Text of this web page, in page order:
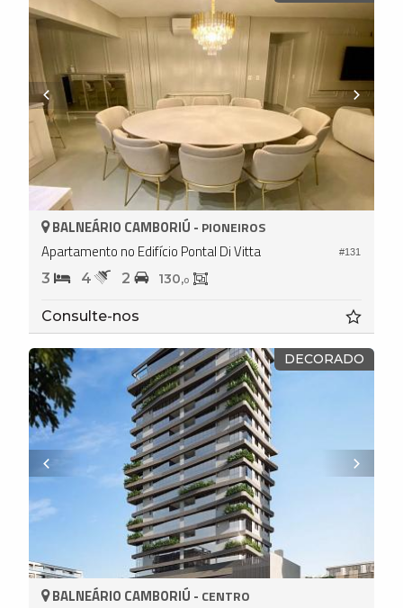
#131
BALNEÁRIO CAMBORIÚ - PIONEIROS
Apartamento no Edifício Pontal Di Vitta
3 4 2 130,0
Consulte-nos
DECORADO
BALNEÁRIO CAMBORIÚ - CENTRO